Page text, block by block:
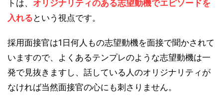
トは、 オリジナリティのある志望動機でエピソードを
入れる という視点です。
採用面接官は1日何人もの志望動機を面接で聞かされて
いますので、よくあるテンプレのような志望動機は一
発で見抜きますし、話している人のオリジナリティが
なければ当然面接官の心にも刺さりません。